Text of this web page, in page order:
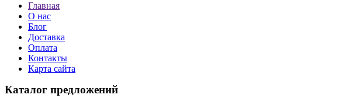
Главная
О нас
Блог
Доставка
Оплата
Контакты
Карта сайта
Каталог предложений